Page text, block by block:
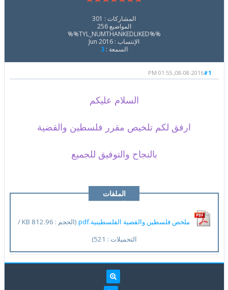
المشاركات : 301
المواضيع 256
%%TYL_NUMTHANKEDLIKED%%
الإنتساب : Jun 2016
السمعة :3
#1
08-08-2016, 01:55 PM
السلام عليكم
ارفق لكم تلخيص مقرر فلسطين والقضية
بالنجاح والتوفيق للجميع
الملفات
المرفقة
ملخص فلسطين والقضية الفلسطينية.pdf
(الحجم : 812.96 KB /
التحميلات : 521)